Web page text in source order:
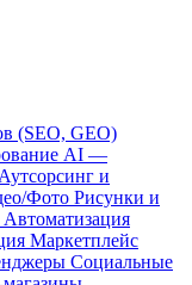
(SEO, GEO)
AI —
Аутсорсинг и
Фото Рисунки и
Автоматизация
Маркетплейс
Социальные